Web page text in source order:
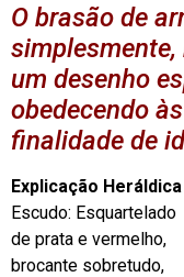
O brasão de
simplesmente,
um desenho
obedecendo
finalidade de
Explicação Heráldica
Escudo: Esquartelado
de prata e vermelho,
brocante sobretudo,